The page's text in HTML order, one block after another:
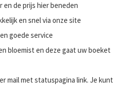
en de prijs hier beneden
en snel via onze site
goede service
bloemist en deze gaat uw boeket
mail met statuspagina link. Je kunt